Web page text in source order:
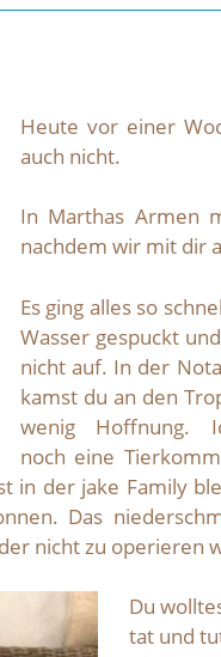
Heute vor einer
auch nicht.
In Marthas Armen
nachdem wir mit dir
Es ging alles so
Wasser gespuckt
nicht auf. In der
kamst du an den
wenig Hoffnung.
noch eine
in der jake Family
Das
nicht zu operieren
Du
tat und